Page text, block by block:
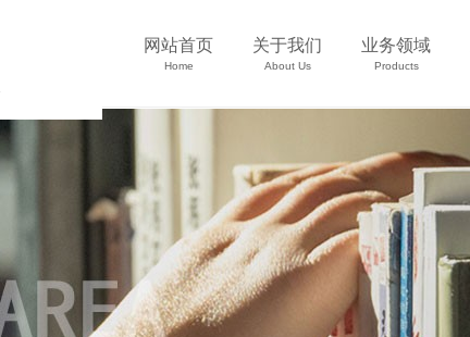
网站首页
Home
关于我们
About Us
业务领域
Products